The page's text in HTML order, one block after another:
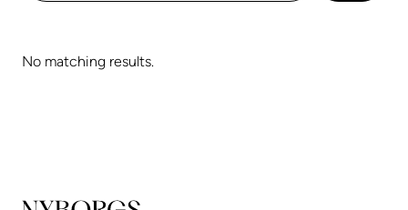
No matching results.